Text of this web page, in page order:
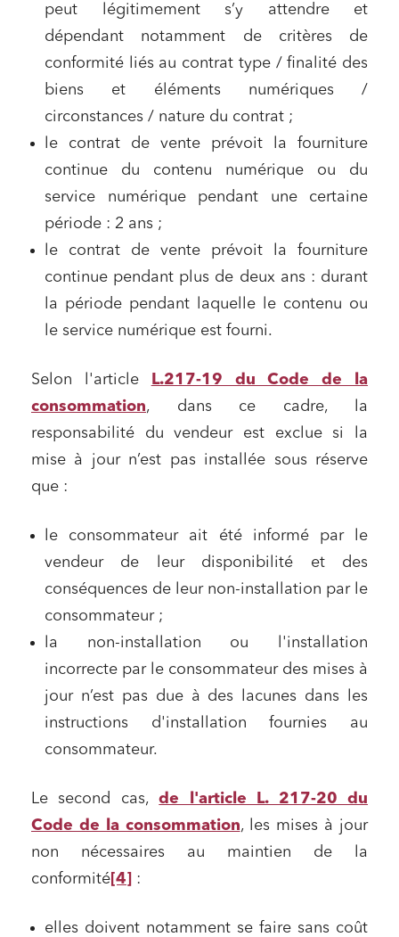
peut légitimement s’y attendre et
dépendant notamment de critères de
conformité liés au contrat type / finalité des
biens et éléments numériques /
circonstances / nature du contrat ;
le contrat de vente prévoit la fourniture
continue du contenu numérique ou du
service numérique pendant une certaine
période : 2 ans ;
le contrat de vente prévoit la fourniture
continue pendant plus de deux ans : durant
la période pendant laquelle le contenu ou
le service numérique est fourni.
Selon l'article
L.217-19 du Code de la
consommation, dans ce cadre, la
responsabilité du vendeur est exclue si la
mise à jour n’est pas installée sous réserve
que :
le consommateur ait été informé par le
vendeur de leur disponibilité et des
conséquences de leur non-installation par le
consommateur ;
la non-installation ou l'installation
incorrecte par le consommateur des mises à
jour n’est pas due à des lacunes dans les
instructions d'installation fournies au
consommateur.
Le second cas,de l'article L. 217-20 du
Code de la consommation, les mises à jour
non nécessaires au maintien de la
conformité[4] :
elles doivent notamment se faire sans coût